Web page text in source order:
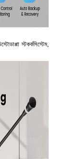
স্টকর্কসিস্টেম,